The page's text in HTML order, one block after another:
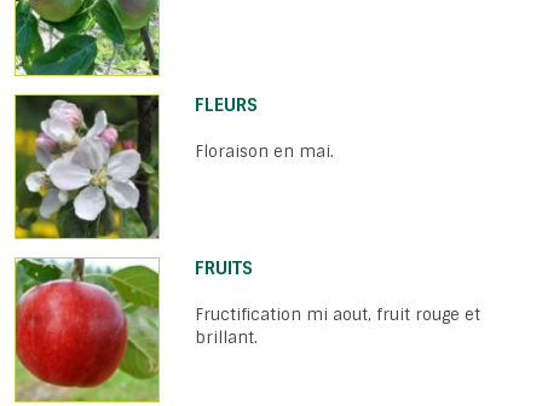
FLEURS
Floraison en mai.
FRUITS
Fructification mi aout, fruit rouge et
brillant.